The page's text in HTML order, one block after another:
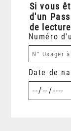
Si vous
d'un
de
Numéro
Date de